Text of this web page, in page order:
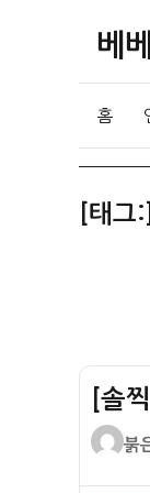
베
홈
[태그:]
[솔
글
붉